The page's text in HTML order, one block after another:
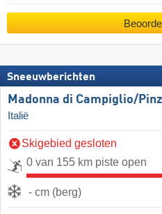
Sneeuwberichten
Madonna di Campiglio/​
Italië
Skigebied gesloten
0 van 155 km piste open
- cm (berg)